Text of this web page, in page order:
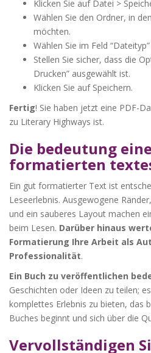
Klicken Sie auf Datei >
Wählen Sie den Ordner, in
möchten.
Wählen Sie im Feld
Stellen Sie sicher, dass die
Drucken” ausgewählt ist.
Klicken Sie auf Speichern.
Fertig! Sie haben jetzt eine PDF-
zu Literary Highways ist.
Die bedeutung
formatierten
Ein gut formatierter Text ist
Leseerlebnis. Ausgewogene
und ein sauberes Layout machen
beim Lesen. Darüber hinaus
Formatierung Ihre Arbeit als
Professionalität.
Ein Buch zu veröffentlichen
Geschichten oder Ideen zu teilen;
komplettes Erlebnis zu bieten, das
Buches beginnt und sich über die
Vervollständigen